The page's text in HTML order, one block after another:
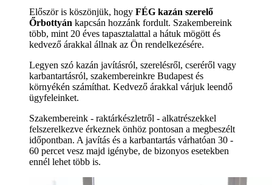
Először is köszönjük, hogy FÉG kazán szerelő
Őrbottyán kapcsán hozzánk fordult. Szakembereink
több, mint 20 éves tapasztalattal a hátuk mögött és
kedvező árakkal állnak az Ön rendelkezésére.
Legyen szó kazán javításról, szerelésről, cseréről vagy
karbantartásról, szakembereinkre Budapest és
környékén számíthat. Kedvező árakkal várjuk leendő
ügyfeleinket.
Szakembereink - raktárkészletről - alkatrészekkel
felszerelkezve érkeznek önhöz pontosan a megbeszélt
időpontban. A javítás és a karbantartás várhatóan 30 -
60 percet vesz majd igénybe, de bizonyos esetekben
ennél lehet több is.